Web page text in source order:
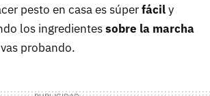
pesto en casa es súperfácily
los ingredientessobre la marcha
probando.